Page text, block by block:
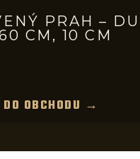
PRAH –
CM, 10 CM
DO OBCHODU →